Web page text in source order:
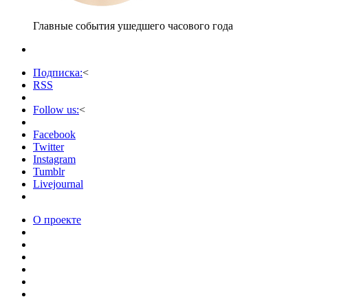
Главные события ушедшего часового года
Подписка:<
RSS
Follow us:<
Facebook
Twitter
Instagram
Tumblr
Livejournal
О проекте